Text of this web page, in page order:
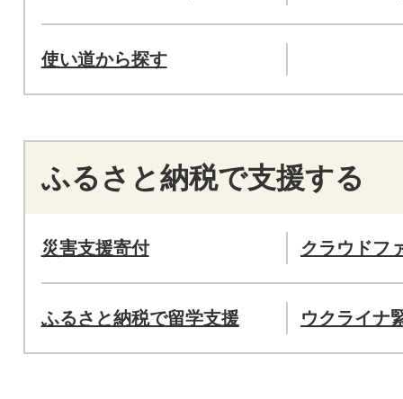
使い道から探す
ふるさと納税で支援する
災害支援寄付 クラウドフ
ふるさと納税で留学支援 ウクライナ